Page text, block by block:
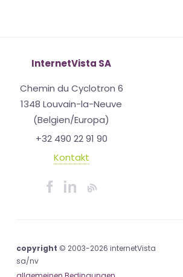
InternetVista SA
Chemin du Cyclotron 6
1348 Louvain-la-Neuve
(Belgien/Europa)
+32 490 22 91 90
Kontakt
copyright © 2003-2026 internetVista
sa/nv